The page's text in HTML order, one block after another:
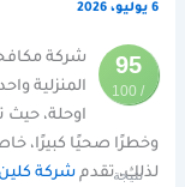
6 يوليو، 2026
95
/ 100
نتيجة
شركة
المنزلية
اوحلة، حيث
وخطرًا صحيًا كبيرًا،
لذلك، تقدمشركة